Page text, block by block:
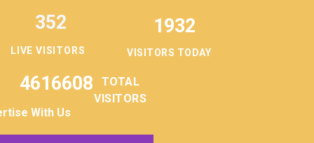
LIVE VISITORS
352 1932
VISITORS TODAY
4616608
TOTAL
VISITORS
With Us